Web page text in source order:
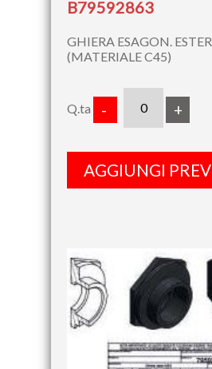
B79592863
GHIERA ESAGON.
(MATERIALE C45)
Q.ta - +
AGGIUNGI